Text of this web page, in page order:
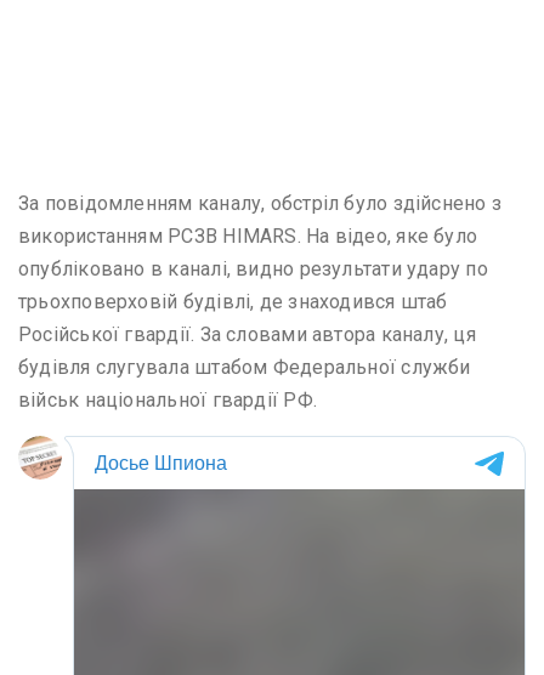
За повідомленням каналу, обстріл було здійснено з
використанням РСЗВ HIMARS. На відео, яке було
опубліковано в каналі, видно результати удару по
трьохповерховій будівлі, де знаходився штаб
Російської гвардії. За словами автора каналу, ця
будівля слугувала штабом Федеральної служби
військ національної гвардії РФ.